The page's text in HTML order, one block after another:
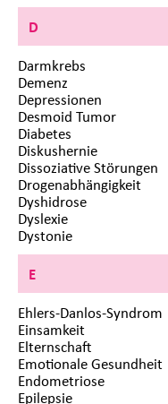
D
Darmkrebs
Demenz
Depressionen
Desmoid Tumor
Diabetes
Diskushernie
Dissoziative Störungen
Drogenabhängigkeit
Dyshidrose
Dyslexie
Dystonie
E
Ehlers-Danlos-Syndrom
Einsamkeit
Elternschaft
Emotionale Gesundheit
Endometriose
Epilepsie